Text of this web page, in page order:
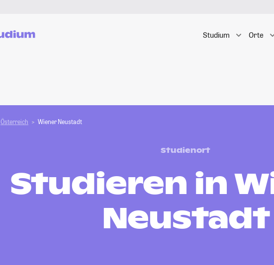
Studium Orte
Österreich Wiener Neustadt
Studienort
Studieren in
Neustadt